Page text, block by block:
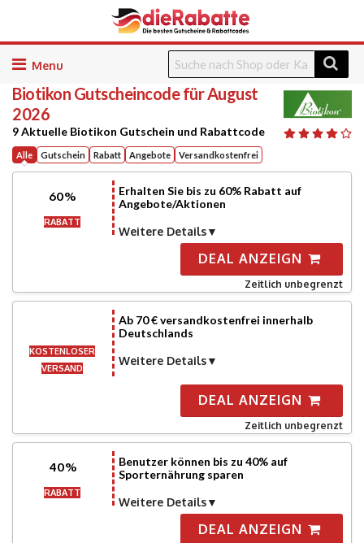
Skip
content
Biotikon Gutscheincode für August
2026
9 Aktuelle Biotikon Gutschein und Rabattcode
Alle Gutschein Rabatt Angebote Versandkostenfrei
60%
RABATT
Erhalten Sie bis zu 60% Rabatt auf
Angebote/Aktionen
Weitere Details
DEAL ANZEIGN
Zeitlich unbegrenzt
KOSTENLOSER
VERSAND
Ab 70 € versandkostenfrei innerhalb
Deutschlands
Weitere Details
DEAL ANZEIGN
Zeitlich unbegrenzt
40%
RABATT
Benutzer können bis zu 40% auf
Sporternährung sparen
Weitere Details
DEAL ANZEIGN